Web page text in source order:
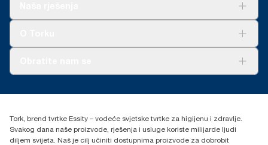
+385 913 900 004
H-1021 Budapest
Budakeszi út 51.
Tork, brend tvrtke Essity – vodeće svjetske tvrtke za higijenu i zdravlje.
Svakog dana naše proizvode, rješenja i usluge koriste milijarde ljudi
diljem svijeta. Naš je cilj učiniti dostupnima proizvode za dobrobit